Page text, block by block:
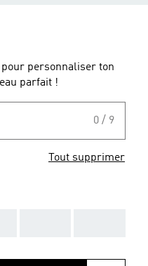
personnaliser ton
parfait !
0 / 9
Tout supprimer